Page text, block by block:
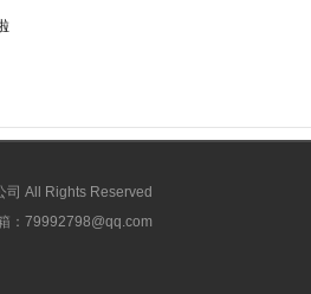
司 All Rights Reserved
：79992798@qq.com